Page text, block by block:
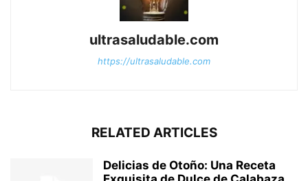
ultrasaludable.com
https://ultrasaludable.com
RELATED ARTICLES
Delicias de Otoño: Una Receta